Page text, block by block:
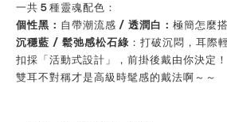
一共 ５種靈魂配色：
個性黑： 自帶潮流感 / 透潤白： 極簡怎麼
沉穩藍 / 鬆弛感松石綠 ：打破沉悶，耳際
扣採「活動式設計」，前掛後戴由你決定
雙耳不對稱才是高級時髦感的戴法啊～～